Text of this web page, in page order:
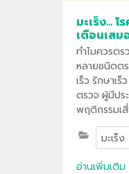
มะเร็ง...
เตือนเสม
และวางแ
ทำไมควรตร
หลายชนิดต
เร็ว รักษาเร็
ตรวจ ผู้มีปร
พฤติกรรมเ
เครียดสะสม
มะเร็ง
อ่านเพิ่มเติม